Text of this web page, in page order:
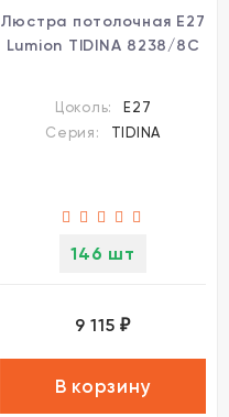
Люстра потолочная Е27
Lumion TIDINA 8238/8C
Цоколь:
E27
Серия:
TIDINA
146 шт
9 115₽
В корзину